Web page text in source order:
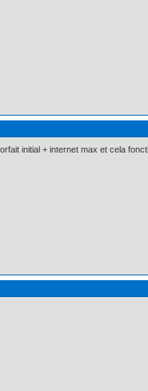
initial + internet max et cela